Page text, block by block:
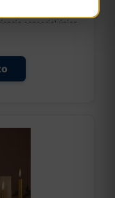
sensorial única,
para maridar con
la elección perfecta